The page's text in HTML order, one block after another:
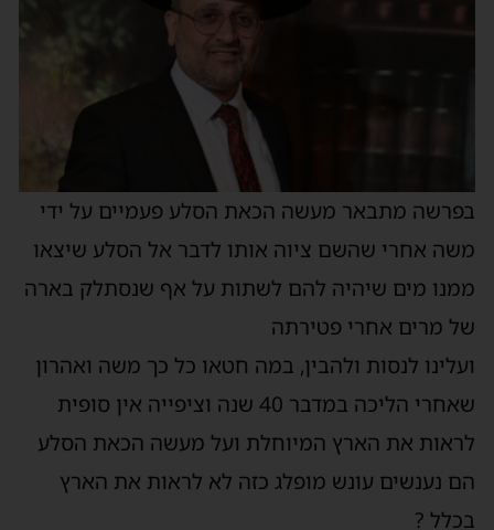
בפרשה מתבאר מעשה הכאת הסלע פעמיים על ידי
משה אחרי שהשם ציוה אותו לדבר אל הסלע שיצאו
ממנו מים שיהיה להם לשתות על אף שנסתלק בארה
של מרים אחרי פטירתה
ועלינו לנסות ולהבין, במה חטאו כל כך משה ואהרון
שאחרי הליכה במדבר 40 שנה וציפייה אין סופית
לראות את הארץ המיוחלת ועל מעשה הכאת הסלע
הם נענשים עונש מופלג כזה לא לראות את הארץ
בכלל ?